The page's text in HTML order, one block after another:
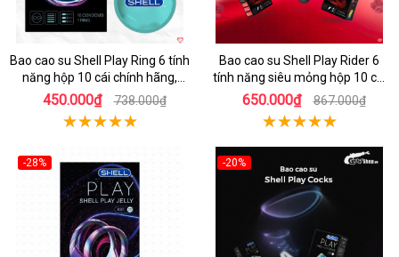
Bao cao su Shell Play Ring 6 tính
năng hộp 10 cái chính hãng,
tặng vòng keo kéo dài thời gian
450.000₫ 738.000₫
Bao cao su Shell Play Rider 6
tính năng siêu mỏng hộp 10 cái
tặng vòng kéo dài thời gian
650.000₫ 867.000₫
-28%
-20%